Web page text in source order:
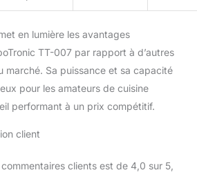
en lumière les avantages
TT-007 par rapport à d’autres
marché. Sa puissance et sa capacité
pour les amateurs de cuisine
performant à un prix compétitif.
client
clients est de 4,0 sur 5,